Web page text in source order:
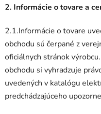
2. Informácie o tovare a
2.1.Informácie o tovare
obchodu sú čerpané z
oficiálnych stránok
obchodu si vyhradzuje
uvedených v katalógu
predchádzajúceho